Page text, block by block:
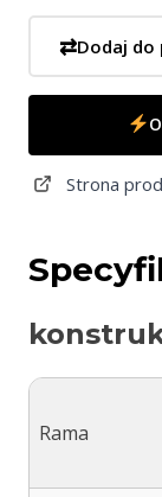
⇄Dodaj do
Strona
Rama